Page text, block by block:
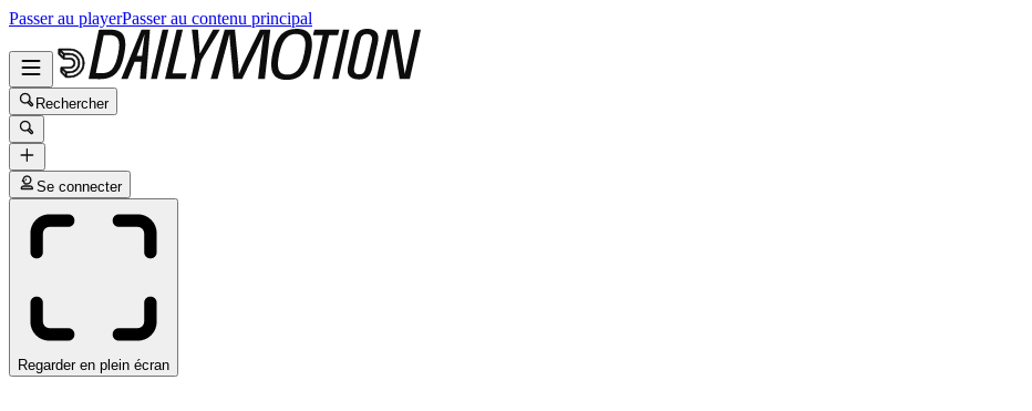
Passer au playerPasser au contenu principal
Rechercher
Se connecter
Regarder en plein écran